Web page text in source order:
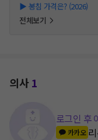
▶ 봉침 가격은? (2026)
전체보기
의사1
로그인 후
카카오